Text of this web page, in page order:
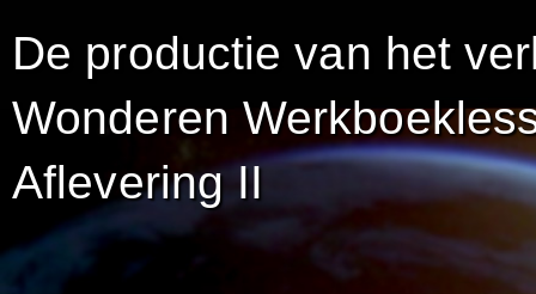
De productie van het
Wonderen
Aflevering II